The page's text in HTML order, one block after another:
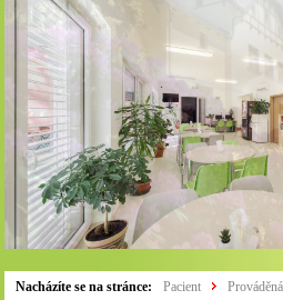
Nacházíte se na stránce: Pacient